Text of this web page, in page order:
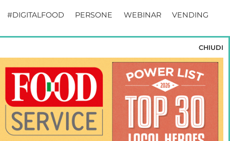
#DIGITALFOOD PERSONE WEBINAR VENDING
CHIUDI